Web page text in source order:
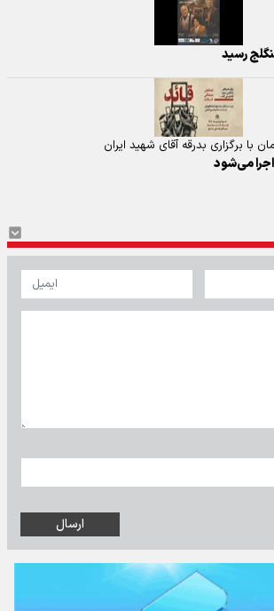
رسید
با برگزاری بدرقه آقای شهید ایران
می‌شود